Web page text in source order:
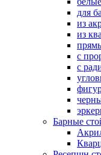
для
из
из
с
с
Барные